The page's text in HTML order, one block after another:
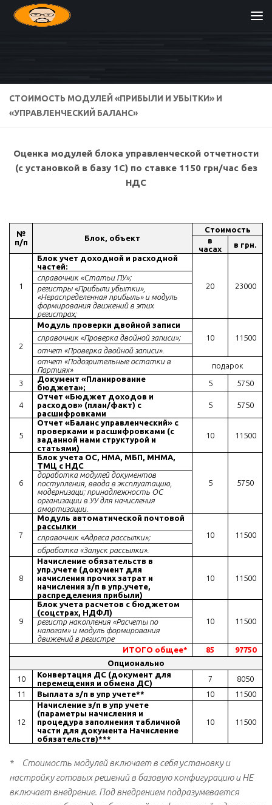
Перейти к содержимому
СТОИМОСТЬ МОДУЛЕЙ «ПРИБЫЛИ И УБЫТКИ» И
«УПРАВЛЕНЧЕСКИЙ БАЛАНС»
Оценка модулей блока управленческой отчетности
(с установкой в базу 1С) по ставке 1150 грн/час без
НДС
№
п/п
Блок, объект
Стоимость
в
часах
в грн.
1
Блок учет доходной и расходной
частей:
20 23000
справочник «Статьи ПУ»;
регистры «Прибыли убытки»,
«Нераспределенная прибыль» и модуль
формирования движений в этих
регистрах;
2
Модуль проверки двойной записи
10
11500
справочник «Проверка двойной записи»;
отчет «Проверка двойной записи».
отчет «Подозрительные остатки в
Партиях»
подарок
3
Документ «Планирование
бюджета»;
5 5750
4
Отчет «Бюджет доходов и
расходов» (план/факт) с
расшифровками
5 5750
5
Отчет «Баланс управленческий» с
проверками и расшифровками (с
заданной нами структурой и
статьями)
10 11500
6
Блок учета ОС, НМА, МБП, МНМА,
ТМЦ с НДС
5
5750
доработка модулей документов
поступления, ввода в эксплуатацию,
модернизаци; принадлежность ОС
организации в УУ для начисления
амортизации.
7
Модуль автоматической почтовой
рассылки
10
11500
справочник «Адреса рассылки»;
обработка «Запуск рассылки».
8
Начисление обязательств в
упр.учете (документ для
начисления прочих затрат и
начисления з/п вупр.учете,
распределения прибыли)
10 11500
9
Блок учета расчетов с бюджетом
(соцстрах, НДФЛ)
10
11500
регистр накопления «Расчеты по
налогам» и модуль формирования
движений в регистре
ИТОГО общее*
85
97750
Опционально
10
Конвертация ДС (документ для
перемещения и обмена ДС)
7
8050
11
Выплата з/п в упр учете** 10 11500
12
Начисление з/п в упр учете
(параметры начисления и
процедура заполнения табличной
части для документа Начисление
обязательств)***
10 11500
* Стоимость модулей включает в себя установку и
настройку готовых решений в базовую конфигурацию и НЕ
включает внедрение. Под внедрением подразумевается